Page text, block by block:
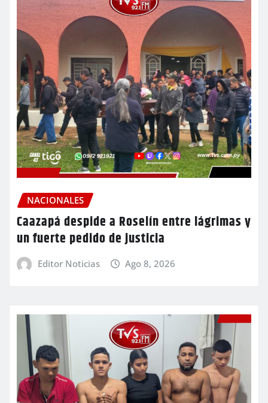
NACIONALES
Caazapá despide a Roselín entre lágrimas y
un fuerte pedido de justicia
Editor Noticias Ago 8, 2026